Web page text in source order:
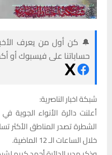
🔔 كن أول من يعرف
حساباتنا على فيسبوك أو
شبكة اخبار الناصرية:
أعلنت دائرة الأنواء الجوية
الشطرة تصدر المناطق الأكثر
خلال الساعات الـ 12 الماضية.